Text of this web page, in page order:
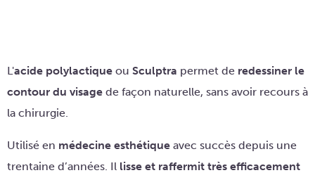
L'acide polylactique ou Sculptra permet de redessiner le
contour du visage de façon naturelle, sans avoir recours à
la chirurgie.
Utilisé en médecine esthétique avec succès depuis une
trentaine d’années. Il lisse et raffermit très efficacement